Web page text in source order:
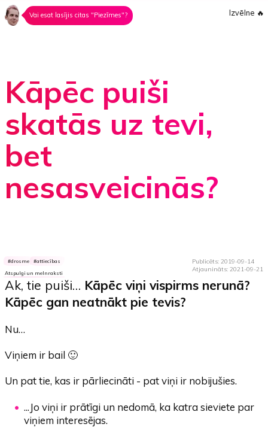
Vai esat lasījis citas "Piezīmes"? Izvēlne 🔥
Kāpēc puiši
skatās uz tevi,
bet
nesasveicinās?
Publicēts: 2019-09-14
Atjaunināts: 2021-09-21
drosme attiecības
Atspulgi un melnraksti
Ak, tie puiši… Kāpēc viņi vispirms nerunā?
Kāpēc gan neatnākt pie tevis?
Nu…
Viņiem ir bail 🙂
Un pat tie, kas ir pārliecināti - pat viņi ir nobijušies.
...Jo viņi ir prātīgi un nedomā, ka katra sieviete par
viņiem interesējas.